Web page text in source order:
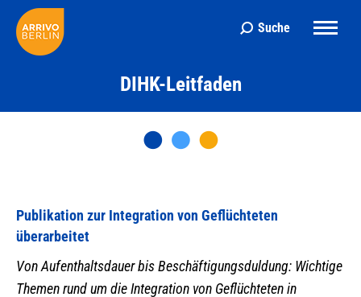
Search:
Suche
DIHK-Leitfaden
Publikation zur Integration von Geflüchteten
überarbeitet
Von Aufenthaltsdauer bis Beschäftigungsduldung: Wichtige
Themen rund um die Integration von Geflüchteten in